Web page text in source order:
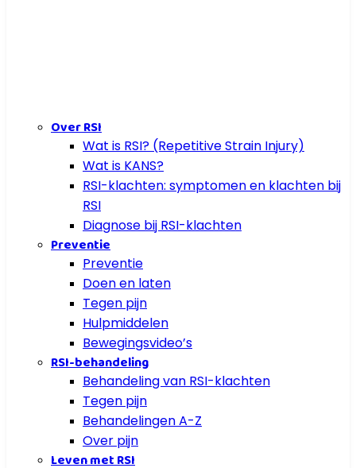
Over RSI
Wat is RSI? (Repetitive Strain Injury)
Wat is KANS?
RSI-klachten: symptomen en klachten bij
RSI
Diagnose bij RSI-klachten
Preventie
Preventie
Doen en laten
Tegen pijn
Hulpmiddelen
Bewegingsvideo’s
RSI-behandeling
Behandeling van RSI-klachten
Tegen pijn
Behandelingen A-Z
Over pijn
Leven met RSI